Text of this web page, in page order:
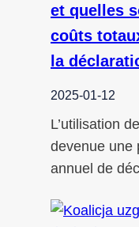
et quelles
coûts
la
2025-01-12
L’utilisation
devenue une
annuel de